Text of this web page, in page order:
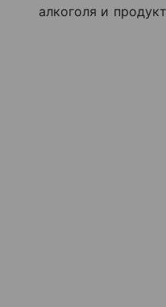
алкоголя и